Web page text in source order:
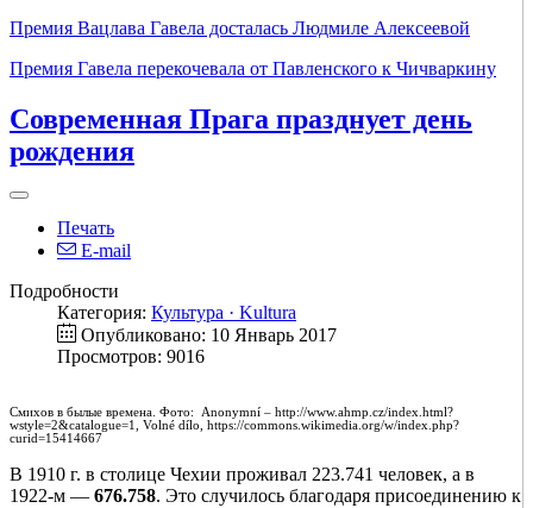
Премия Вацлава Гавела досталась Людмиле Алексеевой
Премия Гавела перекочевала от Павленского к Чичваркину
Современная Прага празднует день
рождения
Печать
E-mail
Подробности
Категория: Культура · Kultura
Опубликовано: 10 Январь 2017
Просмотров: 9016
Смихов в былые времена. Фото: Anonymní – http://www.ahmp.cz/index.html?
wstyle=2&catalogue=1, Volné dílo, https://commons.wikimedia.org/w/index.php?
curid=15414667
В 1910 г. в столице Чехии проживал 223.741 человек, а в
1922-м — 676.758. Это случилось благодаря присоединению к